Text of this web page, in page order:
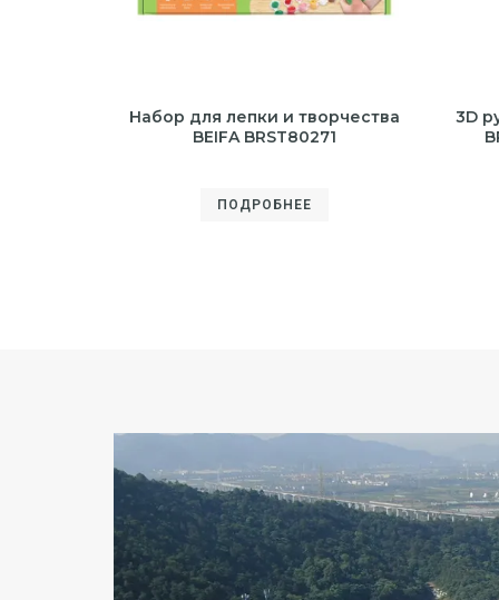
Набор для лепки и творчества
BEIFA BRST80271
ПОДРОБНЕЕ
3D